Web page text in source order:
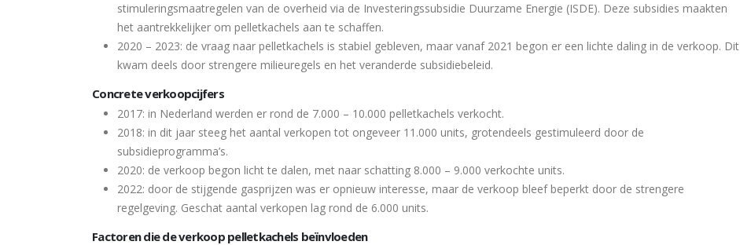
stimuleringsmaatregelen van de overheid via de Investeringssubsidie Duurzame Energie (ISDE). Deze subsidies maakten
het aantrekkelijker om pelletkachels aan te schaffen.
2020 – 2023: de vraag naar pelletkachels is stabiel gebleven, maar vanaf 2021 begon er een lichte daling in de verkoop. Dit
kwam deels door strengere milieuregels en het veranderde subsidiebeleid.
Concrete verkoopcijfers
2017: in Nederland werden er rond de 7.000 – 10.000 pelletkachels verkocht.
2018: in dit jaar steeg het aantal verkopen tot ongeveer 11.000 units, grotendeels gestimuleerd door de
subsidieprogramma’s.
2020: de verkoop begon licht te dalen, met naar schatting 8.000 – 9.000 verkochte units.
2022: door de stijgende gasprijzen was er opnieuw interesse, maar de verkoop bleef beperkt door de strengere
regelgeving. Geschat aantal verkopen lag rond de 6.000 units.
Factoren die de verkoop pelletkachels beïnvloeden